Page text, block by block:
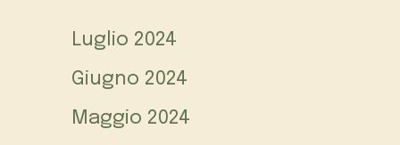
Luglio 2024
Giugno 2024
Maggio 2024